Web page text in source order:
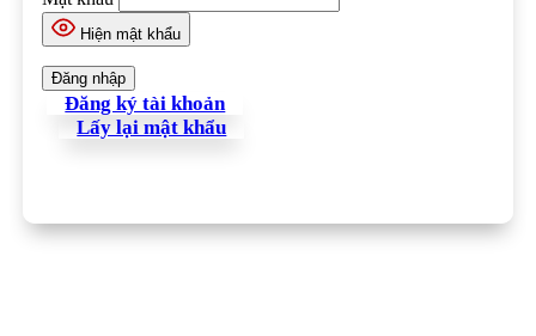
Hiện mật khẩu
Đăng ký tài khoản
Lấy lại mật khẩu